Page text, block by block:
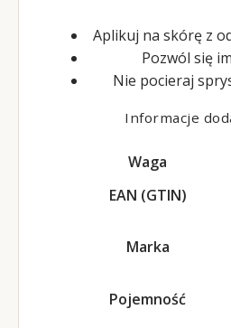
Aplikuj na skórę z
Pozwól się
Nie pocieraj
Informacje
Waga
EAN (GTIN)
Marka
Pojemność